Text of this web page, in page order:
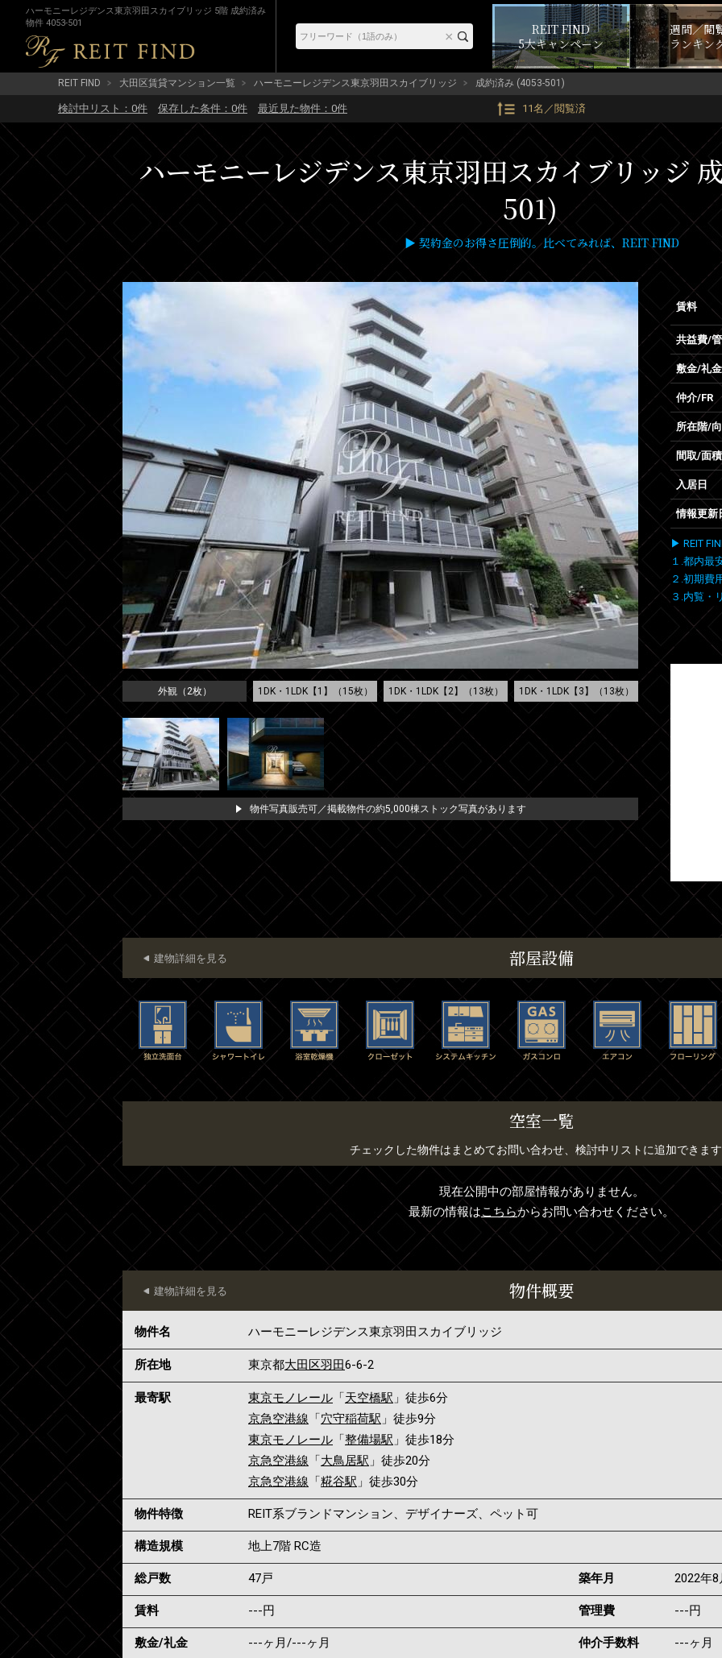
ハーモニーレジデンス東京羽田スカイブリッジ 5階 成約済み
物件 4053-501
REIT FIND
5大キャンペーン
週間／閲
ランキン
REIT FIND 大田区賃貸マンション一覧 ハーモニーレジデンス東京羽田スカイブリッジ 成約済み (4053-501)
検討中リスト： 0件 保存した条件： 0件 最近見た物件： 0件 11名／閲覧済
ハーモニーレジデンス東京羽田スカイブリッジ
501)
▶ 契約金のお得さ圧倒的。比べてみれば、REIT FIND
外観（2枚） 1DK・1LDK【1】（15枚） 1DK・1LDK【2】（13枚） 1DK・1LDK【3】（13枚）
物件写真販売可／掲載物件の約5,000棟ストック写真があります
賃料
共益費/
敷金/礼金
仲介/FR
所在階/
間取/面積
入居日
情報更新
▶ REIT
１.都内最
２.初期費
３.内覧・
部屋設備
建物詳細を見る
空室一覧
チェックした物件はまとめてお問い合わせ、検討中リストに追加できま
現在公開中の部屋情報がありません。
最新の情報はこちらからお問い合わせください。
物件概要
建物詳細を見る
物件名 ハーモニーレジデンス東京羽田スカイブリッジ
所在地 東京都大田区羽田6-6-2
最寄駅 東京モノレール 「天空橋駅 」徒歩6分
京急空港線 「穴守稲荷駅 」徒歩9分
東京モノレール 「整備場駅 」徒歩18分
京急空港線 「大鳥居駅 」徒歩20分
京急空港線 「糀谷駅 」徒歩30分
物件特徴 REIT系ブランドマンション、デザイナーズ、ペット可
構造規模 地上7階 RC造
総戸数 47戸 築年月 2022年8
賃料 ---円 管理費 ---円
敷金/礼金 ---ヶ月/---ヶ月 仲介手数料 ---ヶ月